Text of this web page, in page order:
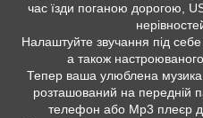
час їзди поганою дорогою,
Налаштуйте звучання під
а також
Тепер ваша улюблена
розташований на передній
телефон або Mp3 плеєр